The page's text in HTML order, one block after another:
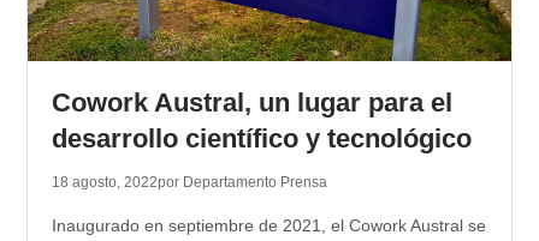
Cowork Austral, un lugar para el
desarrollo científico y tecnológico
18 agosto, 2022por Departamento Prensa
Inaugurado en septiembre de 2021, el Cowork Austral se